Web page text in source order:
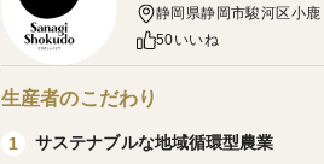
静岡県静岡市駿河区小鹿
50いいね
生産者のこだわり
1
サステナブルな地域循環型農業